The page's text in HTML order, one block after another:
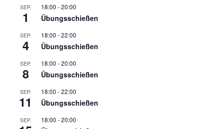
Termine
FAQ
Mitglied werden
Sektionsliga Ergebnisse
Sektionswanderpokale
SEP.
1
18:00 -20:00
Übungsschießen
SEP.
4
18:00 -22:00
Übungsschießen
SEP.
8
18:00 -20:00
Übungsschießen
SEP.
11
18:00 -22:00
Übungsschießen
SEP. 18:00 -20:00